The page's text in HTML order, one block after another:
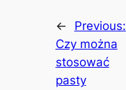
←
Previous:
Czy można
stosować
pasty